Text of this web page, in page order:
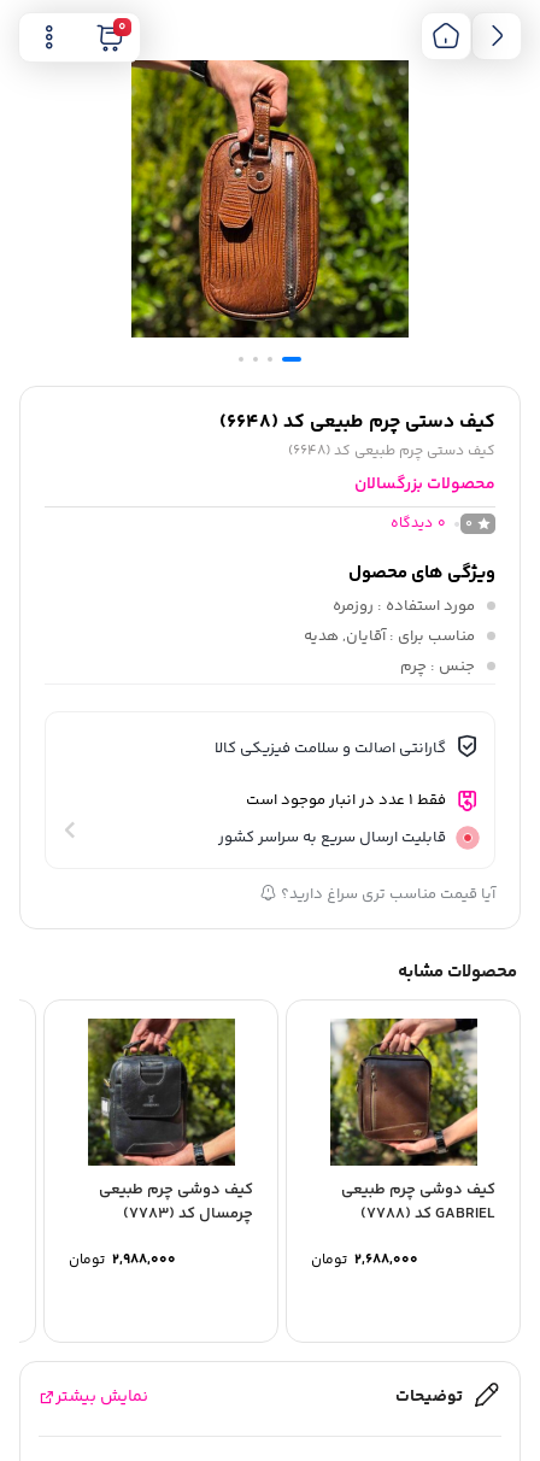
0
کیف دستی چرم طبیعی کد (6648)
کیف دستی چرم طبیعی کد (6648)
محصولات بزرگسالان
0
0 دیدگاه
ویژگی های محصول
مورد استفاده : روزمره
مناسب برای : آقایان, هدیه
جنس : چرم
گارانتی اصالت و سلامت فیزیکی کالا
فقط 1 عدد در انبار موجود است
قابلیت ارسال سریع به سراسر کشور
آیا قیمت مناسب تری سراغ دارید؟
محصولات مشابه
کیف دوشی چرم طبیعی
GABRIEL کد (7788)
2,688,000 تومان
کیف دوشی چرم طبیعی
چرمسال کد (7783)
2,988,000 تومان
توضیحات نمایش بیشتر